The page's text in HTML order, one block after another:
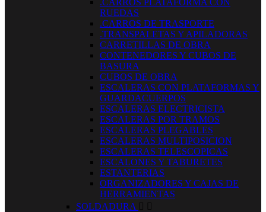
.CARROS PLATAFORMA CON
RUEDAS
.CARROS DE TRASPORTE
.TRANSPALETAS Y APILADORAS
CARRETILLAS DE OBRA
CONTENEDORES Y CUBOS DE
BASURA
CUBOS DE OBRA
ESCALERAS CON PLATAFORMAS Y
GUARDACUERPOS
ESCALERAS ELECTRICISTA
ESCALERAS POR TRAMOS
ESCALERAS PLEGABLES
ESCALERAS MULTIPOSICION
ESCALERAS TELESCOPICAS
ESCALONES Y TABURETES
ESTANTERIAS
ORGANIZADORES Y CAJAS DE
HERRAMIENTAS
SOLDADURA  